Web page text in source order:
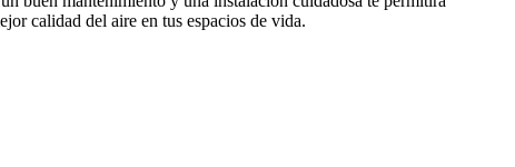
calidad del aire en tus espacios de vida.